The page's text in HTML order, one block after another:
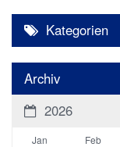
Kategorien
Archiv
2026
Jan Feb